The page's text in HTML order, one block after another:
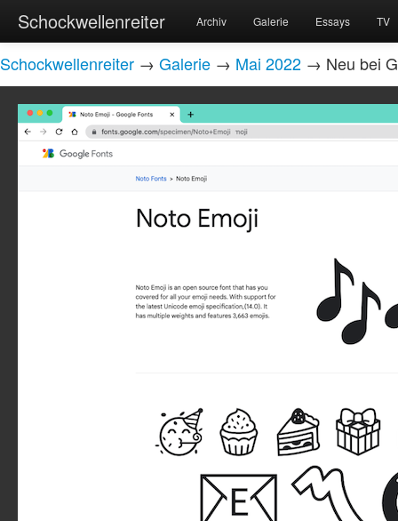
Schockwellenreiter Archiv Galerie Essays TV
Schockwellenreiter → Galerie → Mai 2022 → Neu bei